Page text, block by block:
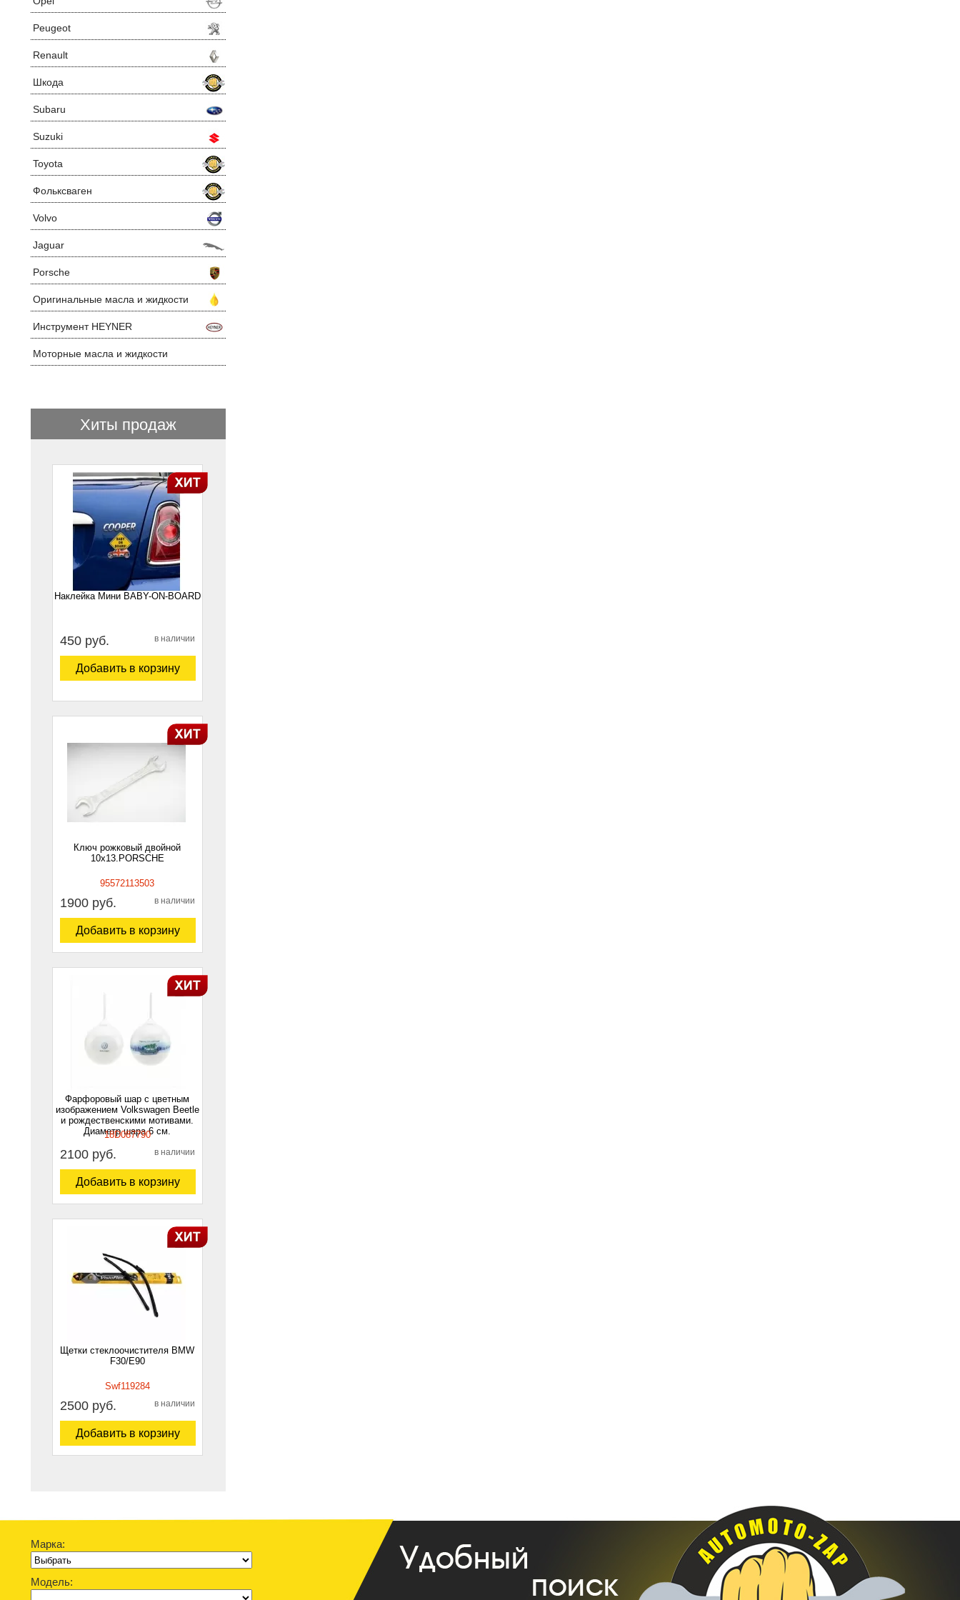
Peugeot
Renault
Шкода
Subaru
Suzuki
Toyota
Фольксваген
Volvo
Jaguar
Porsche
Оригинальные масла и жидкости
Инструмент HEYNER
Моторные масла и жидкости
Хиты продаж
Наклейка Мини BABY-ON-BOARD
1
450 руб. в наличии
Добавить в корзину
Ключ рожковый двойной
10х13.PORSCHE
95572113503
1900 руб. в наличии
Добавить в корзину
Фарфоровый шар с цветным
изображением Volkswagen Beetle
и рождественскими мотивами.
Диаметр шара 6 см.
18D087790
2100 руб. в наличии
Добавить в корзину
Щетки стеклоочистителя BMW
F30/E90
Swf119284
2500 руб. в наличии
Добавить в корзину
Марка:
Модель: